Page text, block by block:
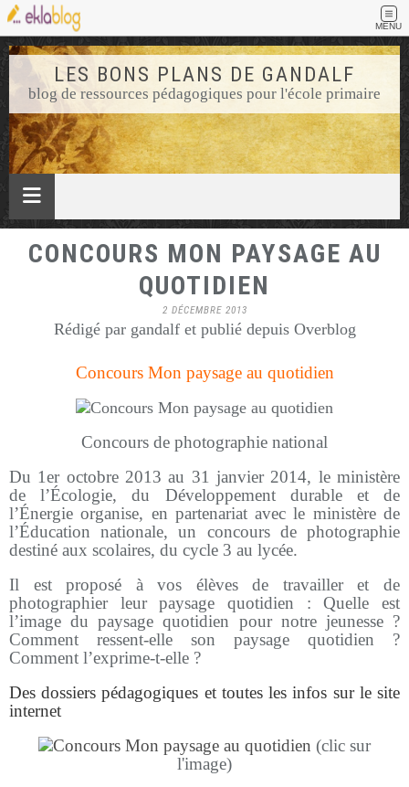
MENU
LES BONS PLANS DE GANDALF
blog de ressources pédagogiques pour l'école primaire
CONCOURS MON PAYSAGE AU
QUOTIDIEN
2 DÉCEMBRE 2013
Rédigé par gandalf et publié depuis Overblog
Concours Mon paysage au quotidien
Concours de photographie national
Du 1er octobre 2013 au 31 janvier 2014, le ministère
de l’Écologie, du Développement durable et de
l’Énergie organise, en partenariat avec le ministère de
l’Éducation nationale, un concours de photographie
destiné aux scolaires, du cycle 3 au lycée.
Il est proposé à vos élèves de travailler et de
photographier leur paysage quotidien : Quelle est
l’image du paysagequotidien pour notre jeunesse ?
Comment ressent-elle son paysage quotidien ?
Comment l’exprime-t-elle ?
Des dossiers pédagogiques et toutes les infos sur le site
internet
(clic sur
l'image)